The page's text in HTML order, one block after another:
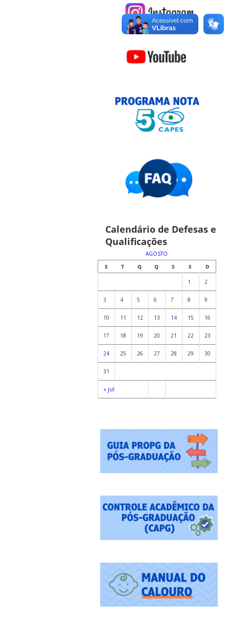
Calendário de Defesas e
Qualificações
AGOSTO
S
T Q Q S S D
« jul
1 2
3 4 5 6 7 8 9
10 11 12 13 14 15 16
17 18 19 20 21 22 23
24 25 26 27 28 29 30
31